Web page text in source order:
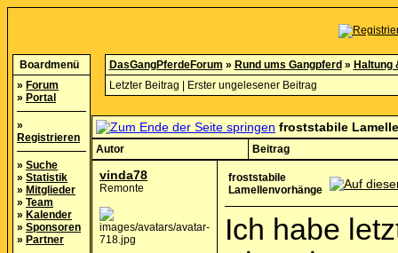
Boardmenü
» Forum
» Portal
»
Registrieren
» Suche
» Statistik
» Mitglieder
» Team
» Kalender
» Sponsoren
» Partner
DasGangPferdeForum » Rund ums Gangpferd » Haltung
Letzter Beitrag
Erster ungelesener Beitrag
froststabile
Autor Beitrag
vinda78
Remonte
froststabile
Lamellenvorhänge
Ich habe